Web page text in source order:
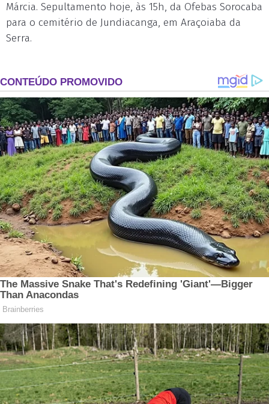
Márcia. Sepultamento hoje, às 15h, da Ofebas Sorocaba
para o cemitério de Jundiacanga, em Araçoiaba da
Serra.